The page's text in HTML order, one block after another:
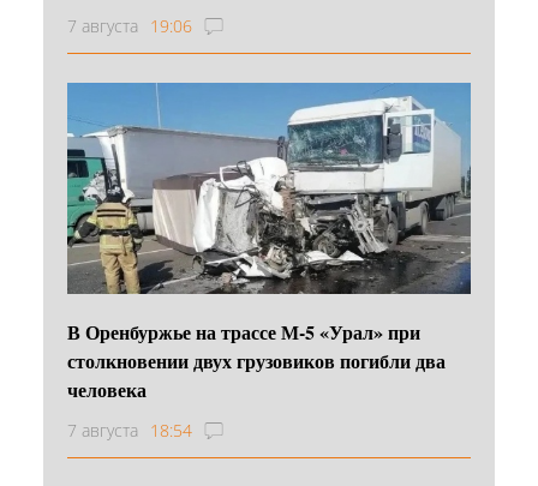
7 августа 19:06
В Оренбуржье на трассе М-5 «Урал» при
столкновении двух грузовиков погибли два
человека
7 августа 18:54